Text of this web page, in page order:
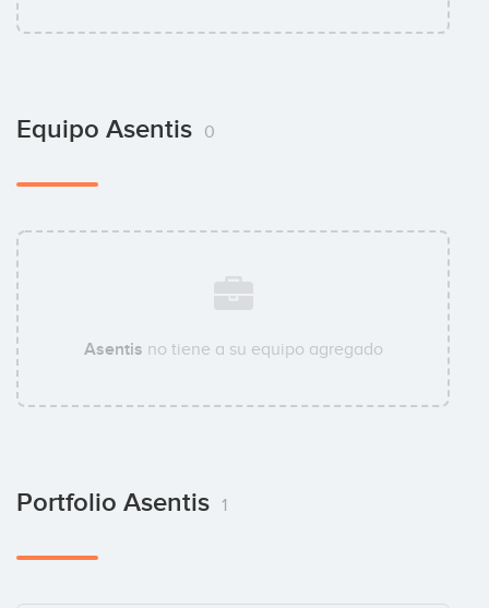
Equipo Asentis 0
Asentis no tiene a su equipo agregado
Portfolio Asentis 1